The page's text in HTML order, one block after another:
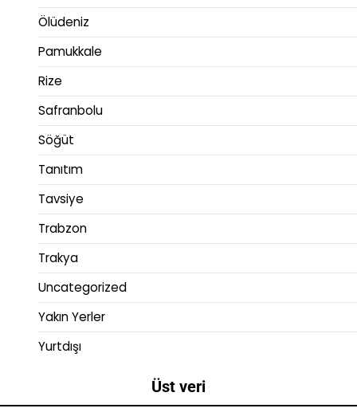
Ölüdeniz
Pamukkale
Rize
Safranbolu
Söğüt
Tanıtım
Tavsiye
Trabzon
Trakya
Uncategorized
Yakın Yerler
Yurtdışı
Üst veri